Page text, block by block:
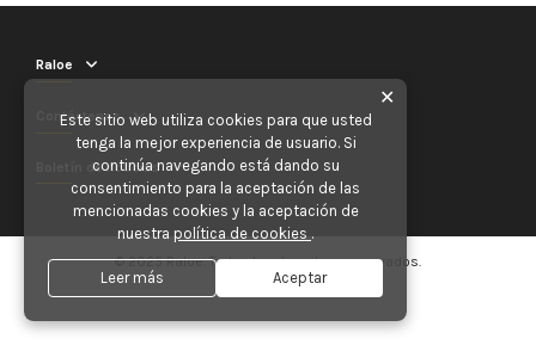
Raloe
Contáctenos
Boletín de noticias
© 2025 Raloe. Todos los derechos reservados.
✕
Este sitio web utiliza cookies para que usted
tenga la mejor experiencia de usuario. Si
continúa navegando está dando su
consentimiento para la aceptación de las
mencionadas cookies y la aceptación de
nuestra política de cookies .
Leer más Aceptar